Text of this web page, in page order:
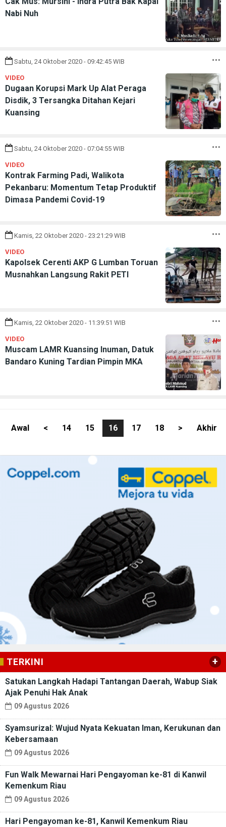
Nabi Nuh
Sabtu, 24 Oktober 2020 - 09:42:45 WIB
VIDEO
Dugaan Korupsi Mark Up Alat Peraga
Disdik, 3 Tersangka Ditahan Kejari
Kuansing
Sabtu, 24 Oktober 2020 - 07:04:55 WIB
VIDEO
Kontrak Farming Padi, Walikota
Pekanbaru: Momentum Tetap Produktif
Dimasa Pandemi Covid-19
Kamis, 22 Oktober 2020 - 23:21:29 WIB
VIDEO
Kapolsek Cerenti AKP G Lumban Toruan
Musnahkan Langsung Rakit PETI
Kamis, 22 Oktober 2020 - 11:39:51 WIB
VIDEO
Muscam LAMR Kuansing Inuman, Datuk
Bandaro Kuning Tardian Pimpin MKA
Awal < 14 15 16 17 18 > Akhir
TERKINI +
Satukan Langkah Hadapi Tantangan Daerah, Wabup Siak
Ajak Penuhi Hak Anak
09 Agustus 2026
Syamsurizal: Wujud Nyata Kekuatan Iman, Kerukunan dan
Kebersamaan
09 Agustus 2026
Fun Walk Mewarnai Hari Pengayoman ke-81 di Kanwil
Kemenkum Riau
09 Agustus 2026
Hari Pengayoman ke-81, Kanwil Kemenkum Riau